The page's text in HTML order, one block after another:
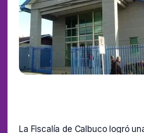
La Fiscalía de Calbuco logró